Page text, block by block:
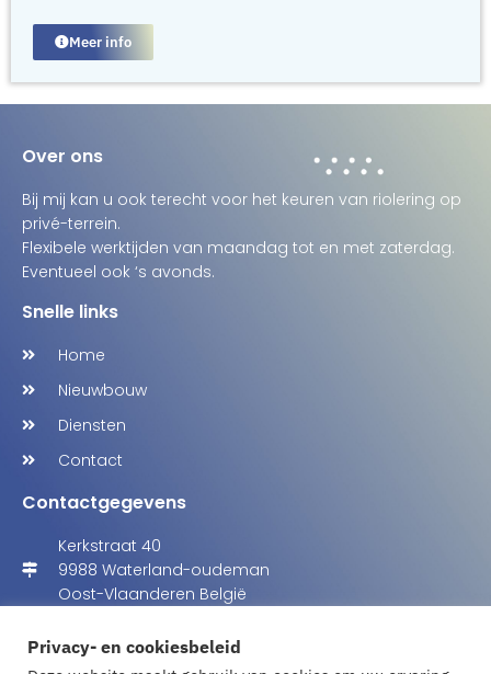
Meer info
Over ons
Bij mij kan u ook terecht voor het keuren van riolering op
privé-terrein.
Flexibele werktijden van maandag tot en met zaterdag.
Eventueel ook ‘s avonds.
Snelle links
Home
Nieuwbouw
Diensten
Contact
Contactgegevens
Kerkstraat 40
9988 Waterland-oudeman
Oost-Vlaanderen België
Tel: +32 473 43 10 37
Privacy- en cookiesbeleid